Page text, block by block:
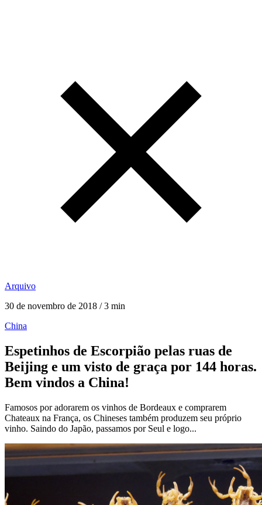
Arquivo
30 de novembro de 2018 / 3 min
China
Espetinhos de Escorpião pelas ruas de
Beijing e um visto de graça por 144 horas.
Bem vindos a China!
Famosos por adorarem os vinhos de Bordeaux e comprarem
Chateaux na França, os Chineses também produzem seu próprio
vinho. Saindo do Japão, passamos por Seul e logo...